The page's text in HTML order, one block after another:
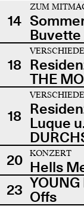
14
ZUM
Buvette
18
THE
18 Luque
20
KONZERT
Hells
23 YOUNG
Offs